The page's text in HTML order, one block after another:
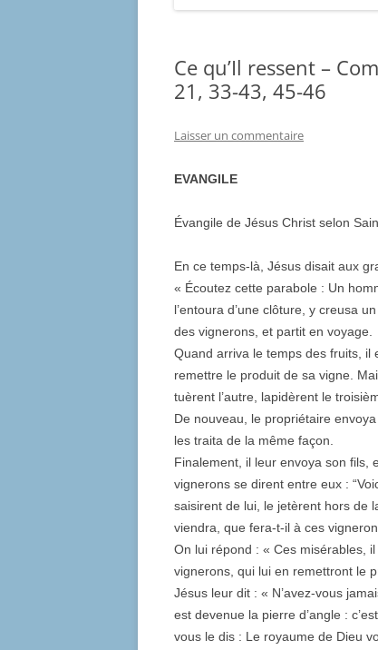
Ce qu’Il ressent –
21, 33-43, 45-46
Laisser un commentaire
EVANGILE
Évangile de Jésus Christ selon
En ce temps-là, Jésus disait aux
« Écoutez cette parabole : Un
l’entoura d’une clôture, y creusa
des vignerons, et partit en voyage.
Quand arriva le temps des fruits, il
remettre le produit de sa vigne.
tuèrent l’autre, lapidèrent le
De nouveau, le propriétaire
les traita de la même façon.
Finalement, il leur envoya son fils,
vignerons se dirent entre eux :
saisirent de lui, le jetèrent hors de
viendra, que fera-t-il à ces
On lui répond : « Ces misérables,
vignerons, qui lui en remettront le
Jésus leur dit : « N’avez-vous
est devenue la pierre d’angle :
vous le dis : Le royaume de Dieu